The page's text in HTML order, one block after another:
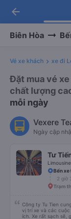
-
arrow_back
Biên Hòa
Vé xe khách xe đi
Đặt mua vé
chất lượng
mỗi ngày
Vexere
Ngày cập
Tư
Bến xe
2 giờ
Trạm
Công ty Tu Tien
vị trí xe và các
ích. Xe rất sạch sẽ,